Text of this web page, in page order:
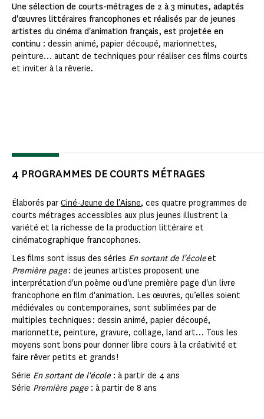
Une sélection de courts-métrages de 2 à 3 minutes, adaptés
d'œuvres littéraires francophones et réalisés par de jeunes
artistes du cinéma d'animation français, est projetée en
continu : dessin animé, papier découpé, marionnettes,
peinture… autant de techniques pour réaliser ces films courts
et inviter à la rêverie.
4 PROGRAMMES DE COURTS MÉTRAGES
Élaborés par Ciné-Jeune de l’Aisne, ces quatre programmes de
courts métrages accessibles aux plus jeunes illustrent la
variété et la richesse de la production littéraire et
cinématographique francophones.
Les films sont issus des séries En sortant de l'écoleet
Première page: de jeunes artistes proposent une
interprétation d'un poème ou d'une première page d'un livre
francophone en film d'animation. Les œuvres, qu’elles soient
médiévales ou contemporaines, sont sublimées par de
multiples techniques : dessin animé, papier découpé,
marionnette, peinture, gravure, collage, land art… Tous les
moyens sont bons pour donner libre cours à la créativité et
faire rêver petits et grands !
Série En sortant de l'école : à partir de 4 ans
Série Première page : à partir de 8 ans